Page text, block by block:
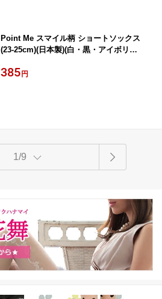
Point Me スマイル柄 ショートソックス
(23-25cm)(日本製)(白・黒・アイボリー)
w-0324 D1PK
385 円
1/9